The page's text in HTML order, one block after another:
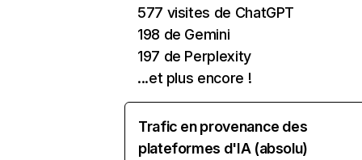
577 visites de ChatGPT
198 de Gemini
197 de Perplexity
...et plus encore !
Trafic en provenance des
plateformes d'IA (absolu)